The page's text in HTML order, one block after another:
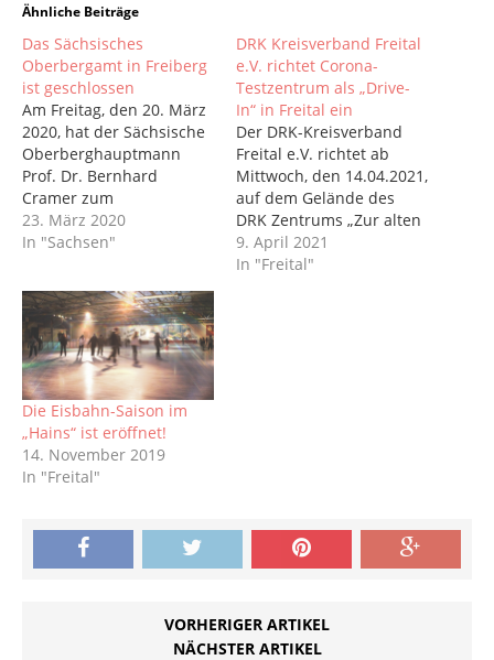
Ähnliche Beiträge
Das Sächsisches
Oberbergamt in Freiberg
ist geschlossen
Am Freitag, den 20. März
2020, hat der Sächsische
Oberberghauptmann
Prof. Dr. Bernhard
Cramer zum
Dienstschluss die
Liegenschaft des
Freiberg geschlossen.
Seit Dienstbeginn Montag
den 23. März 2020
arbeitet die Bergbehörde
bis auf Weiteres
vollständig dezentral
über Heimarbeit. Die
Arbeitsfähigkeit der
Behörde ist somit
Lediglich…
23. März 2020
In "Sachsen"
DRK Kreisverband Freital
e.V. richtet Corona-
Testzentrum als „Drive-
In“ in Freital ein
Der DRK-Kreisverband
Freital e.V. richtet ab
Mittwoch, den 14.04.2021,
auf dem Gelände des
DRK Zentrums „Zur alten
Feilenfabrik“ auf der
Dresdner Str. 303 in
9. April 2021
In "Freital"
Die Eisbahn-Saison im
„Hains“ ist eröffnet!
14. November 2019
In "Freital"
VORHERIGER ARTIKEL
NÄCHSTER ARTIKEL